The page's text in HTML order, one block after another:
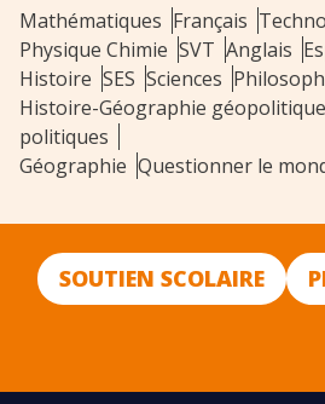
Mathématiques Français
Physique Chimie SVT Anglais
Histoire SES Sciences
Histoire-Géographie
politiques
Géographie Questionner le
SOUTIEN SCOLAIRE